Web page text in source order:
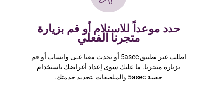
حدد موعداً للاستلام أو قم بزيارة
متجرنا الفعلي
اطلب عبر تطبيق 5asec أو تحدث معنا على واتساب أو قم
بزيارة متجرنا. ما عليك سوى إعداد أغراضك باستخدام
حقيبة 5asec والملصقات لتحديد خدمتك.